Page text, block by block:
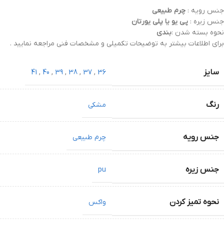
جنس رویه : چرم طبیعی
جنس زیره : پی یو یا پلی یورتان
نحوه بسته شدن :بندی
برای اطلاعات بیشتر به توضیحات تکمیلی و مشخصات فنی مراجعه نمایید .
سایز 36
,
37
,
38
,
39
,
40
,
41
رنگ مشکی
جنس رویه چرم طبیعی
جنس زیره pu
نحوه تمیز کردن واکس